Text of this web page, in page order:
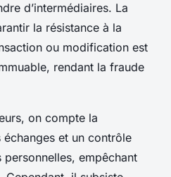
d’intermédiaires. La
la résistance à la
ou modification est
rendant la fraude
on compte la
et un contrôle
empêchant